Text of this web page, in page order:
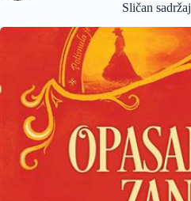
Sličan sadržaj